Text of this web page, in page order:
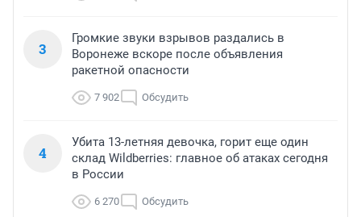
3
Громкие звуки взрывов раздались в
Воронеже вскоре после объявления
ракетной опасности
7 902 Обсудить
4
Убита 13-летняя девочка, горит еще один
склад Wildberries: главное об атаках сегодня
в России
6 270 Обсудить